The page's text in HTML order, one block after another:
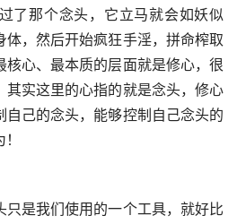
了那个念头，它立马就会如妖似
体，然后开始疯狂手淫，拼命榨取
核心、最本质的层面就是修心，很
其实这里的心指的就是念头，修心
自己的念头，能够控制自己念头的
只是我们使用的一个工具，就好比